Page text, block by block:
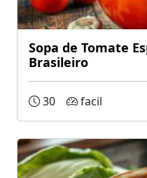
Sopa de Tomate
Brasileiro
30 facil